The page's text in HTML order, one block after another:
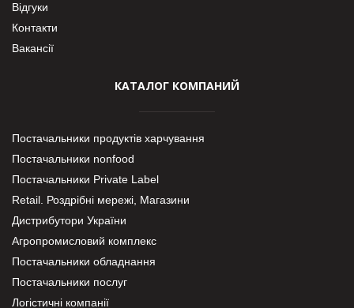
Відгуки
Контакти
Вакансії
КАТАЛОГ КОМПАНИЙ
Постачальники продуктів харчування
Постачальники nonfood
Постачальники Private Label
Retail. Роздрібні мережі, Магазини
Дистрибутори України
Агропромисловий комплекс
Постачальники обладнання
Постачальники послуг
Логістичні компанії